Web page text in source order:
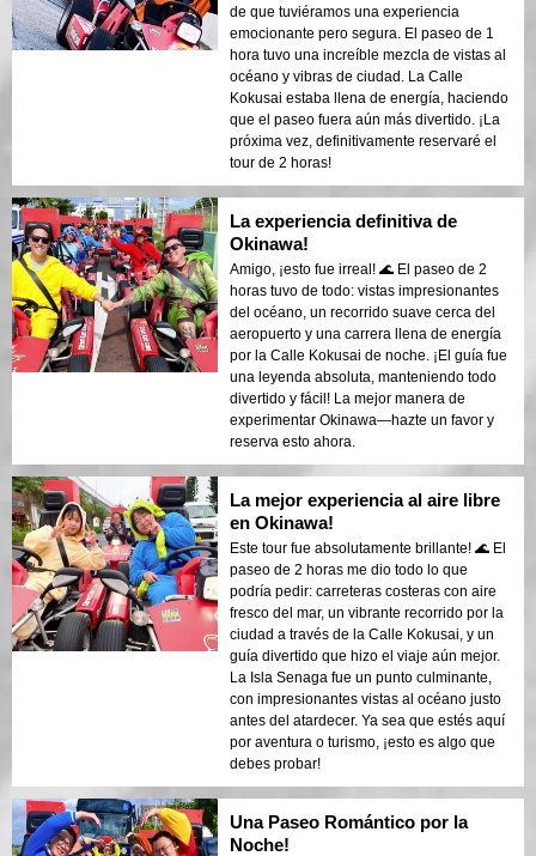
de que tuviéramos una experiencia
emocionante pero segura. El paseo de 1
hora tuvo una increíble mezcla de vistas al
océano y vibras de ciudad. La Calle
Kokusai estaba llena de energía, haciendo
que el paseo fuera aún más divertido. ¡La
próxima vez, definitivamente reservaré el
tour de 2 horas!
La experiencia definitiva de
Okinawa!
Amigo, ¡esto fue irreal! 🌊 El paseo de 2
horas tuvo de todo: vistas impresionantes
del océano, un recorrido suave cerca del
aeropuerto y una carrera llena de energía
por la Calle Kokusai de noche. ¡El guía fue
una leyenda absoluta, manteniendo todo
divertido y fácil! La mejor manera de
experimentar Okinawa—hazte un favor y
reserva esto ahora.
La mejor experiencia al aire libre
en Okinawa!
Este tour fue absolutamente brillante! 🌊 El
paseo de 2 horas me dio todo lo que
podría pedir: carreteras costeras con aire
fresco del mar, un vibrante recorrido por la
ciudad a través de la Calle Kokusai, y un
guía divertido que hizo el viaje aún mejor.
La Isla Senaga fue un punto culminante,
con impresionantes vistas al océano justo
antes del atardecer. Ya sea que estés aquí
por aventura o turismo, ¡esto es algo que
debes probar!
Una Paseo Romántico por la
Noche!